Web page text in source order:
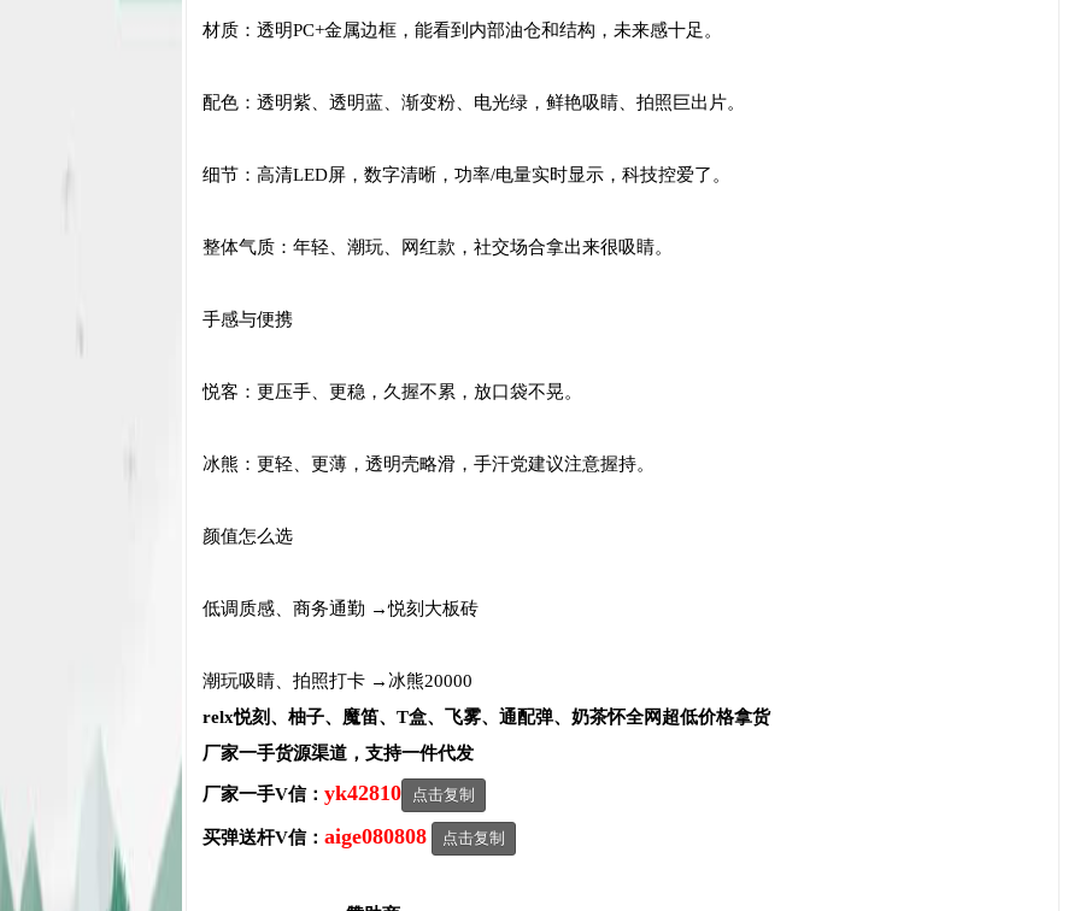
材质：透明PC+金属边框，能看到内部油仓和结构，未来感十足。
配色：透明紫、透明蓝、渐变粉、电光绿，鲜艳吸睛、拍照巨出片。
细节：高清LED屏，数字清晰，功率/电量实时显示，科技控爱了。
整体气质：年轻、潮玩、网红款，社交场合拿出来很吸睛。
手感与便携
悦客：更压手、更稳，久握不累，放口袋不晃。
冰熊：更轻、更薄，透明壳略滑，手汗党建议注意握持。
颜值怎么选
低调质感、商务通勤 →悦刻大板砖
潮玩吸睛、拍照打卡 →冰熊20000
relx悦刻、柚子、魔笛、T盒、飞雾、通配弹、奶茶怀全网超低价格拿货
厂家一手货源渠道，支持一件代发
厂家一手V信： yk42810 点击复制
买弹送杆V信： aige080808 点击复制